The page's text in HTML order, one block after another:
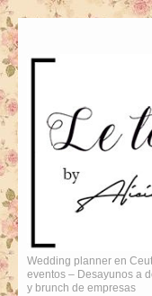
Saltar
al
(presiona
la
tecla
Wedding planner en
eventos – Desayunos a
y brunch de empresas